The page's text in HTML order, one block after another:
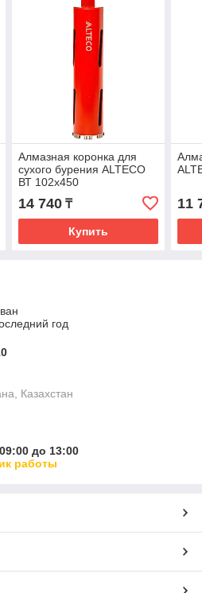
Алмазная коронка для
сухого бурения ALTECO
ВТ 102х450
14 740₸
Купить
11
год
Казахстан
до 13:00
работы